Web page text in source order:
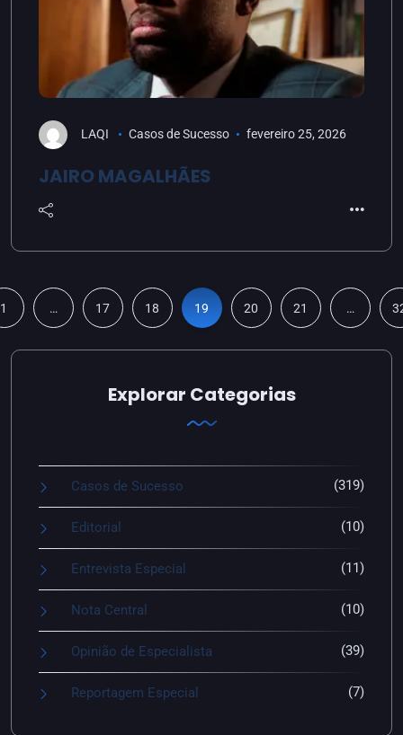
LAQI Casos de Sucesso fevereiro 25, 2026
JAIRO MAGALHÃES
1 … 17 18 19 20 21 …
Explorar Categorias
Casos de Sucesso (319)
Editorial (10)
Entrevista Especial (11)
Nota Central (10)
Opinião de Especialista (39)
Reportagem Especial (7)